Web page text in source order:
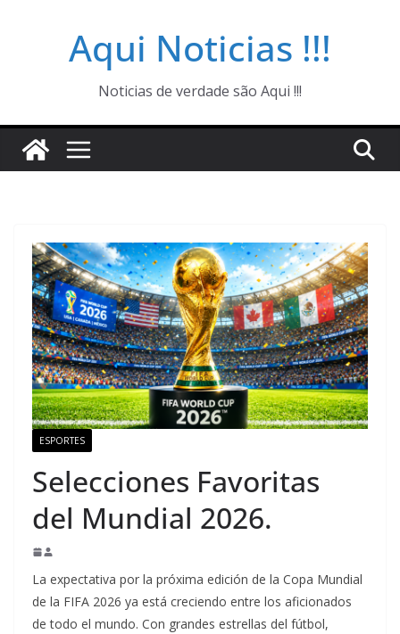
Aqui Noticias !!!
Noticias de verdade são Aqui !!!
ESPORTES
Selecciones Favoritas
del Mundial 2026.
La expectativa por la próxima edición de la Copa Mundial
de la FIFA 2026 ya está creciendo entre los aficionados
de todo el mundo. Con grandes estrellas del fútbol,